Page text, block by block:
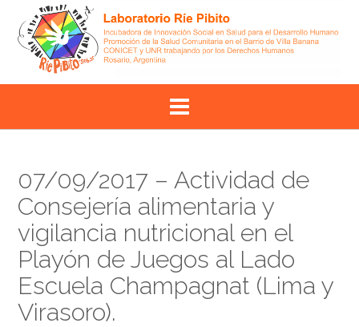
content
07/09/2017 – Actividad de
Consejería alimentaria y
vigilancia nutricional en el
Playón de Juegos al Lado
Escuela Champagnat (Lima y
Virasoro).